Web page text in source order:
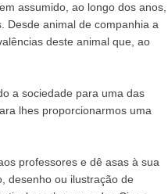
assumido, ao longo dos anos,
Desde animal de companhia a
deste animal que, ao
a sociedade para uma das
lhes proporcionarmos uma
professores e dê asas à sua
desenho ou ilustração de